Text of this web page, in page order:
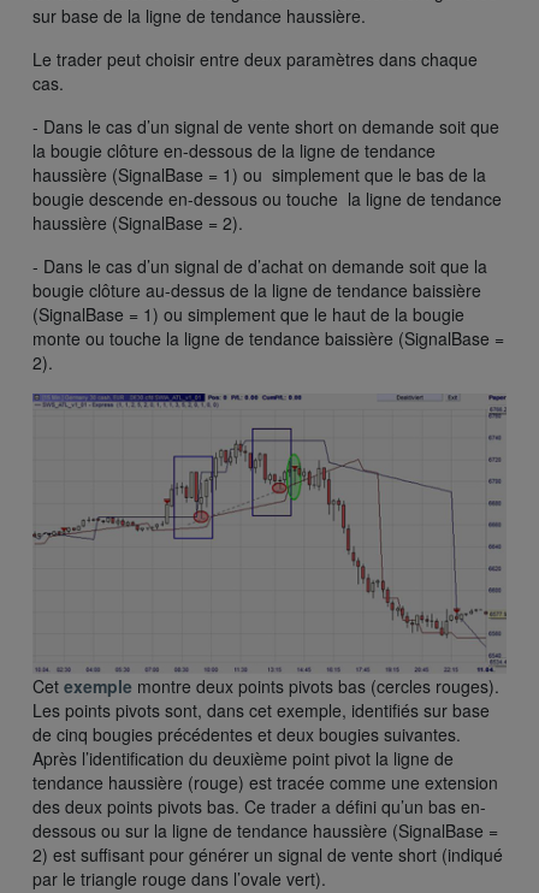
sur base de la ligne de tendance haussière.
Le trader peut choisir entre deux paramètres dans chaque
cas.
- Dans le cas d’un signal de vente short on demande soit que
la bougie clôture en-dessous de la ligne de tendance
haussière (SignalBase = 1) ou simplement que le bas de la
bougie descende en-dessous ou touche la ligne de tendance
haussière (SignalBase = 2).
- Dans le cas d’un signal de d’achat on demande soit que la
bougie clôture au-dessus de la ligne de tendance baissière
(SignalBase = 1) ou simplement que le haut de la bougie
monte ou touche la ligne de tendance baissière (SignalBase =
2).
Cet exemple montre deux points pivots bas (cercles rouges).
Les points pivots sont, dans cet exemple, identifiés sur base
de cinq bougies précédentes et deux bougies suivantes.
Après l’identification du deuxième point pivot la ligne de
tendance haussière (rouge) est tracée comme une extension
des deux points pivots bas. Ce trader a défini qu’un bas en-
dessous ou sur la ligne de tendance haussière (SignalBase =
2) est suffisant pour générer un signal de vente short (indiqué
par le triangle rouge dans l’ovale vert).